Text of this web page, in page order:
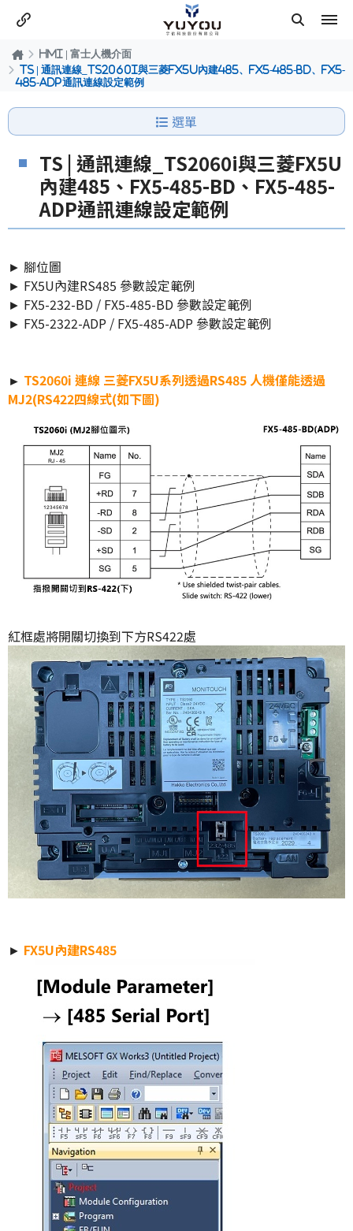
HMI | 富士人機介面
TS | 通訊連線_TS2060i與三菱FX5U內建485、FX5-485-BD、FX5-
485-ADP通訊連線設定範例
選單
TS | 通訊連線_TS2060i與三菱FX5U
內建485、FX5-485-BD、FX5-485-
ADP通訊連線設定範例
► 腳位圖
► FX5U內建RS485 參數設定範例
► FX5-232-BD / FX5-485-BD 參數設定範例
► FX5-2322-ADP / FX5-485-ADP 參數設定範例
► TS2060i 連線 三菱FX5U系列透過RS485 人機僅能透過
MJ2(RS422四線式(如下圖)
紅框處將開關切換到下方RS422處
► FX5U內建RS485